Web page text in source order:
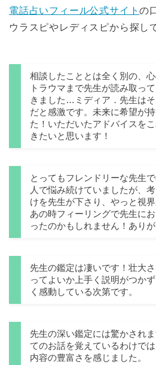
電話占いフィール公式サイトの
ウラスピやレディスピから探し
相談したこととは全く別の、
トラウマまで先生が読み取っ
きました…ミディア．先生は
だと感激です。未来に希望が
た！いただいたアドバイスを
きたいと思います！
とってもフレンドリーな先生
人で悩み続けていましたが、
けを先生が下さり、やっと視界
あの時フィーリングで先生に
ったのかもしれません！あり
先生の鑑定は凄いです！壮大
ってよいか上手く説明がつか
く感動している次第です。
先生の深い鑑定には驚かされ
てのお話を覚えているわけで
内容の豊富さを感じました。